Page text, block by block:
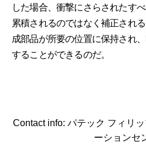
した場合、衝撃にさらされたす
累積されるのではなく補正され
成部品が所要の位置に保持され
することができるのだ。
Contact info: パテック フィリ
ーションセ